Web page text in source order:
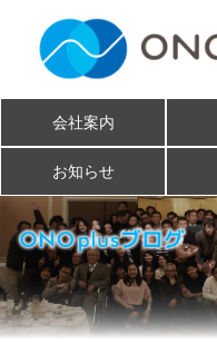
会社案内
お知らせ